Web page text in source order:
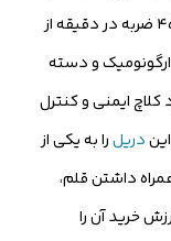
قلم‌گیر ۴ شیار SDS Plus و توانایی ایجاد ۴۵۰۰ ضربه در دقیقه از
و دسته
وجود کلاچ ایمنی و کنترل
دریلرا به یکی از
داشتن قلم،
ارزش خرید آن را